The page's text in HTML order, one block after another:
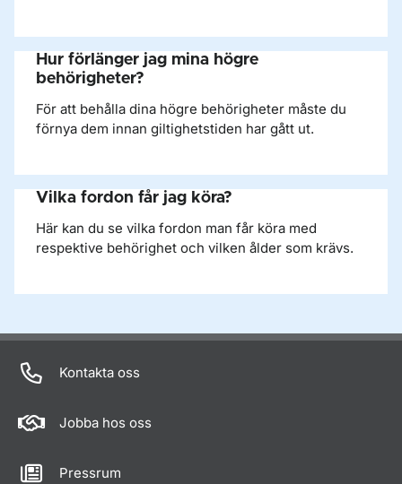
Hur förlänger jag mina högre
behörigheter?
För att behålla dina högre behörigheter måste du
förnya dem innan giltighetstiden har gått ut.
Vilka fordon får jag köra?
Här kan du se vilka fordon man får köra med
respektive behörighet och vilken ålder som krävs.
Kontakta oss
Jobba hos oss
Pressrum